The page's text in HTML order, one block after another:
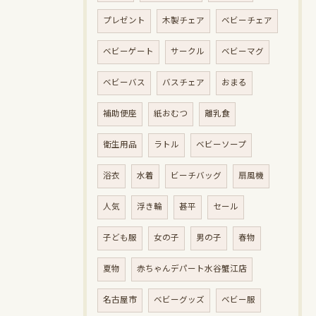
プレゼント 木製チェア ベビーチェア
ベビーゲート サークル ベビーマグ
ベビーバス バスチェア おまる
補助便座 紙おむつ 離乳食
衛生用品 ラトル ベビーソープ
浴衣 水着 ビーチバッグ 扇風機
人気 浮き輪 甚平 セール
子ども服 女の子 男の子 春物
夏物 赤ちゃんデパート水谷蟹江店
名古屋市 ベビーグッズ ベビー服